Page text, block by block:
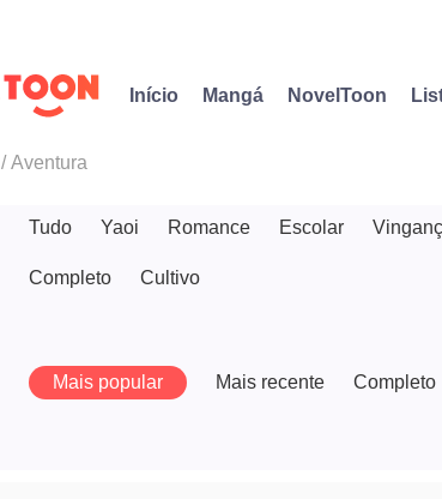
Início Mangá NovelToon
Aventura
Tudo Yaoi Romance Escolar
Completo Cultivo
Mais popular Mais recente Completo